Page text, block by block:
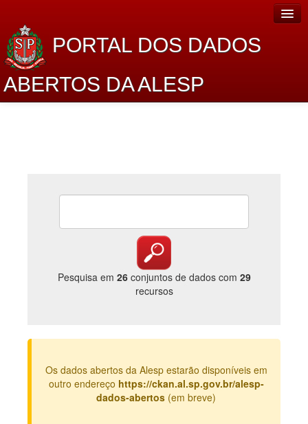
PORTAL DOS DADOS
ABERTOS DA ALESP
Lei de Acesso à Informação
Catálogo de dados
Legislação
Pesquisa em 26conjuntos de dados com 29
recursos
Os dados abertos da Alesp estarão disponíveis em
outro endereço https://ckan.al.sp.gov.br/alesp-
dados-abertos (em breve)